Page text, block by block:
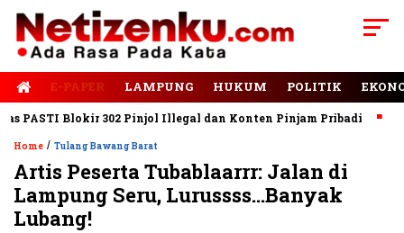
E-PAPER LAMPUNG HUKUM POLITIK
Blokir 302 Pinjol Illegal dan Konten Pinjam Pribadi
Home / Tulang Bawang Barat
Artis Peserta Tubablaarrr: Jalan di
Lampung Seru, Lurussss…Banyak
Lubang!